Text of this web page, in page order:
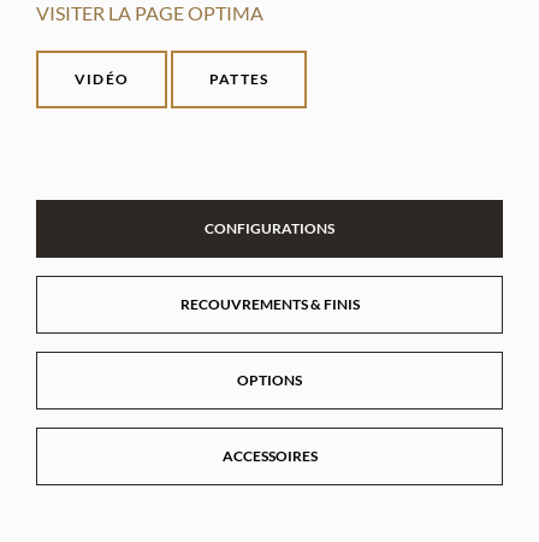
VISITER LA PAGE OPTIMA
VIDÉO PATTES
CONFIGURATIONS
RECOUVREMENTS & FINIS
OPTIONS
ACCESSOIRES